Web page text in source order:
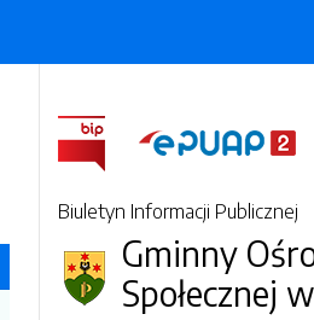
Biuletyn Informacji Publicznej
Gminny
Społecznej